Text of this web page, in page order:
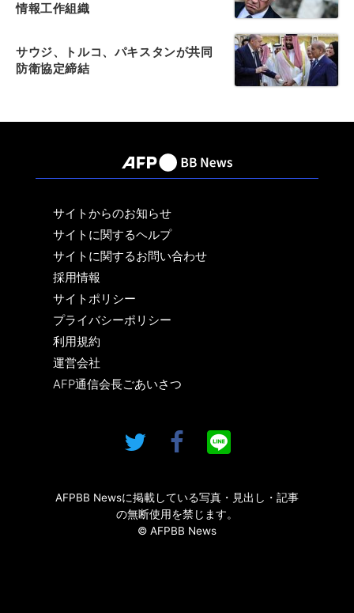
情報工作組織
サウジ、トルコ、パキスタンが共同
防衛協定締結
サイトからのお知らせ
サイトに関するヘルプ
サイトに関するお問い合わせ
採用情報
サイトポリシー
プライバシーポリシー
利用規約
運営会社
AFP通信会長ごあいさつ
AFPBB Newsに掲載している写真・見出し・記事
の無断使用を禁じます。
© AFPBB News